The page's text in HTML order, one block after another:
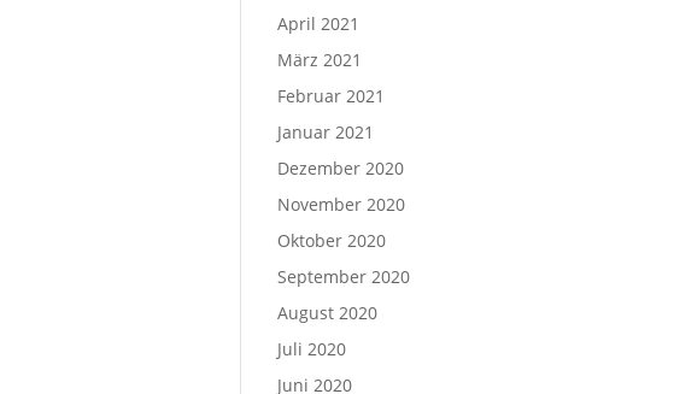
April 2021
März 2021
Februar 2021
Januar 2021
Dezember 2020
November 2020
Oktober 2020
September 2020
August 2020
Juli 2020
Juni 2020